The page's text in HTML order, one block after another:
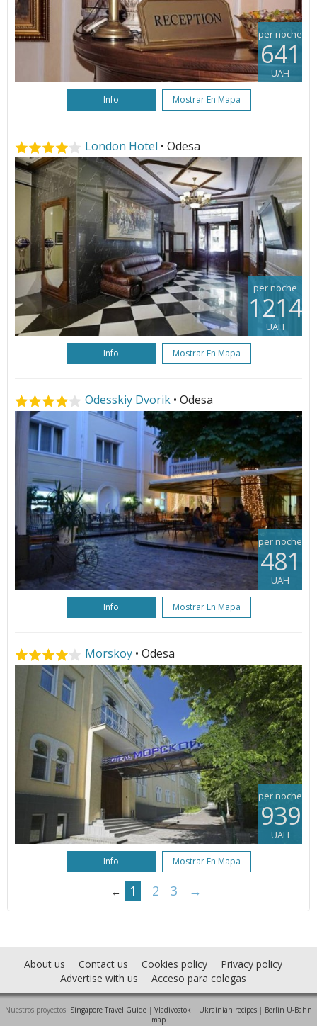
per noche
641
UAH
Info Mostrar En Mapa
London Hotel • Odesa
per noche
1214
UAH
Info Mostrar En Mapa
Odesskiy Dvorik • Odesa
per noche
481
UAH
Info Mostrar En Mapa
Morskoy • Odesa
per noche
939
UAH
Info Mostrar En Mapa
← 1 2 3 →
About us Contact us Cookies policy
Privacy policy
Advertise with us
Acceso para colegas
Nuestros proyectos: Singapore Travel Guide | Vladivostok | Ukrainian recipes | Berlin U-Bahn
map